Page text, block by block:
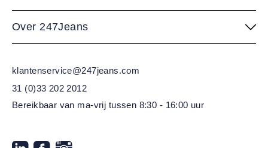
Over 247Jeans
klantenservice@247jeans.com
31 (0)33 202 2012
Bereikbaar van ma-vrij tussen 8:30 - 16:00 uur